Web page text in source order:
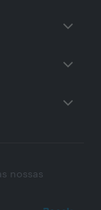
nossas